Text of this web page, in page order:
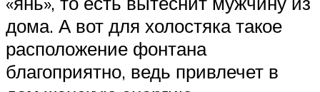
дома. А вот для холостяка такое
расположение фонтана
благоприятно, ведь привлечет в